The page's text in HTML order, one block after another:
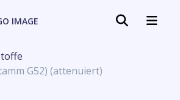
G52) (attenuiert)